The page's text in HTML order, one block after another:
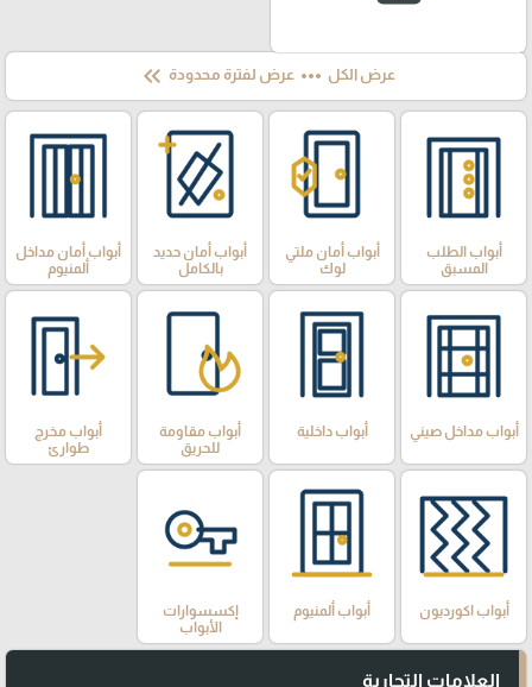
عرض الكل more_horiz عرض لفترة محدودة keyboard_double_arrow_left
أبواب الطلب
المسبق
أبواب أمان ملتي
لوك
أبواب أمان حديد
بالكامل
أبواب أمان مداخل
ألمنيوم
أبواب مداخل صيني أبواب داخلية
أبواب مقاومة
للحريق
أبواب مخرج
طوارئ
أبواب اكورديون أبواب ألمنيوم
إكسسوارات
الأبواب
العلامات التجارية